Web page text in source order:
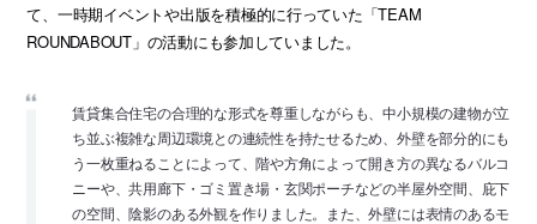
て、一時期イベントや出版を積極的に行っていた「TEAM
ROUNDABOUT」の活動にも参加していました。
賃貸集合住宅の合理的な形式を尊重しながらも、中小規模の建物が立
ち並ぶ複雑な周辺環境との連続性を持たせるため、外壁を部分的にも
う一枚重ねることによって、階や方角によって開き方の異なるバルコ
ニーや、共用廊下・ゴミ置き場・玄関ポーチなどの半屋外空間、庇下
の空間、陰影のある外観を作りました。また、外壁には表情のあるモ